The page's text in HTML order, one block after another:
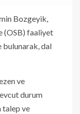
Bozgeyik,
(OSB) faaliyet
bulunarak, dal
ve
durum
talep ve